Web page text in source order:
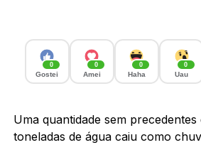
0
Gostei
0
Amei
0
Haha
0
Uau
Uma quantidade sem
toneladas de água caiu como